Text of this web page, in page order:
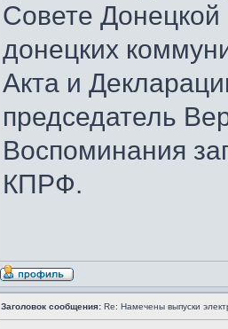
Совете
донецких
Акта и
председатель
Воспоминания
КПРФ.
Заголовок сообщения: Re: Намечены выпуски